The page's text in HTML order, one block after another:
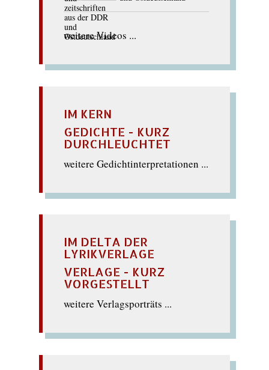
weitere Videos ...
IM KERN
GEDICHTE - KURZ
DURCHLEUCHTET
weitere Gedichtinterpretationen ...
IM DELTA DER
LYRIKVERLAGE
VERLAGE - KURZ
VORGESTELLT
weitere Verlagsporträts ...